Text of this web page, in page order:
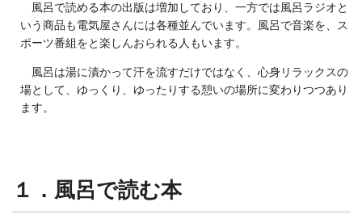
風呂で読める本の出版は増加しており、一方では風呂ラジオと
いう商品も電気屋さんには各種並んでいます。風呂で音楽を、ス
ポーツ番組をと楽しんおられる人もいます。
風呂は湯に漬かって汗を流すだけではなく、心身リラックスの
場として、ゆっくり、ゆったりする憩いの場所に変わりつつあり
ます。
１．風呂で読む本